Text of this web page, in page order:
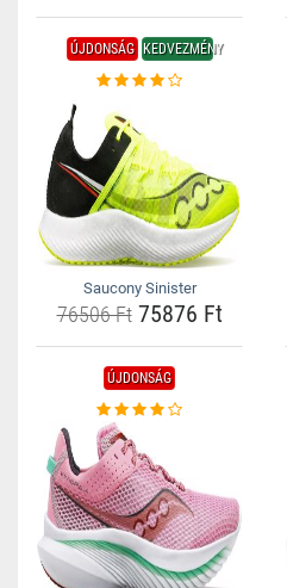
ÚJDONSÁG KEDVEZMÉNY
Saucony Sinister
76506 Ft75876 Ft
ÚJDONSÁG